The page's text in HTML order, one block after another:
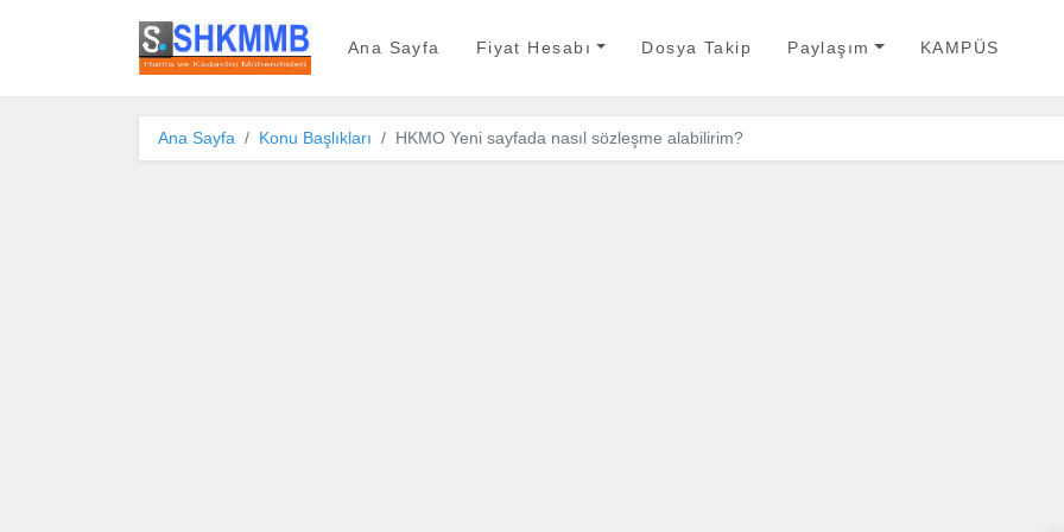
SHKMMB
Ana Sayfa Fiyat Hesabı Dosya Takip Paylaşım KAMPÜS
Ana Sayfa Konu Başlıkları HKMO Yeni sayfada nasıl sözleşme alabilirim?